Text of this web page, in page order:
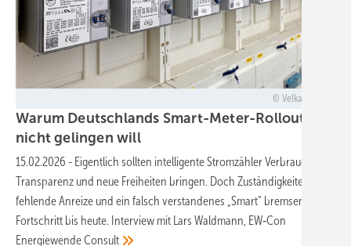
Velka Botička
Warum Deutschlands Smart-Meter-Rollout
nicht gelingen will
15.02.2026 - Eigentlich sollten intelligente Stromzähler Verbrauchern
Transparenz und neue Freiheiten bringen. Doch Zuständigkeiten,
fehlende Anreize und ein falsch verstandenes „Smart“ bremsen den
Fortschritt bis heute. Interview mit Lars Waldmann, EW‑Con
EnergiewendeConsult